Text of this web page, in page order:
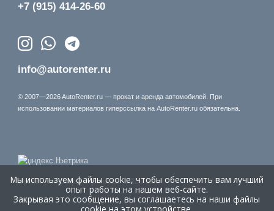
+7 (915) 414-26-60
info@autorenter.ru
© 2007—2026 AutoRenter.ru — прокат и аренда автомобилей. При
использовании материалов гиперссылка на AutoRenter.ru обязательна.
Время генерации страницы: 1.231 сек.
Мы используем файлы cookie, чтобы обеспечить вам лучший
опыт работы на нашем веб-сайте.
Закрывая это сообщение, вы соглашаетесь на наши файлы